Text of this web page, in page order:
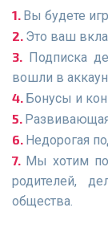
Вы будете
Это ваш
Подписка
вошли в
Бонусы и
Недорогая
Мы хотим
родителей,
общества.